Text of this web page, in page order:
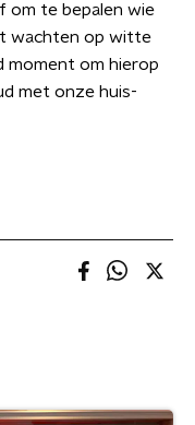
om te bepalen wie
wachten op witte
moment om hierop
met onze huis-